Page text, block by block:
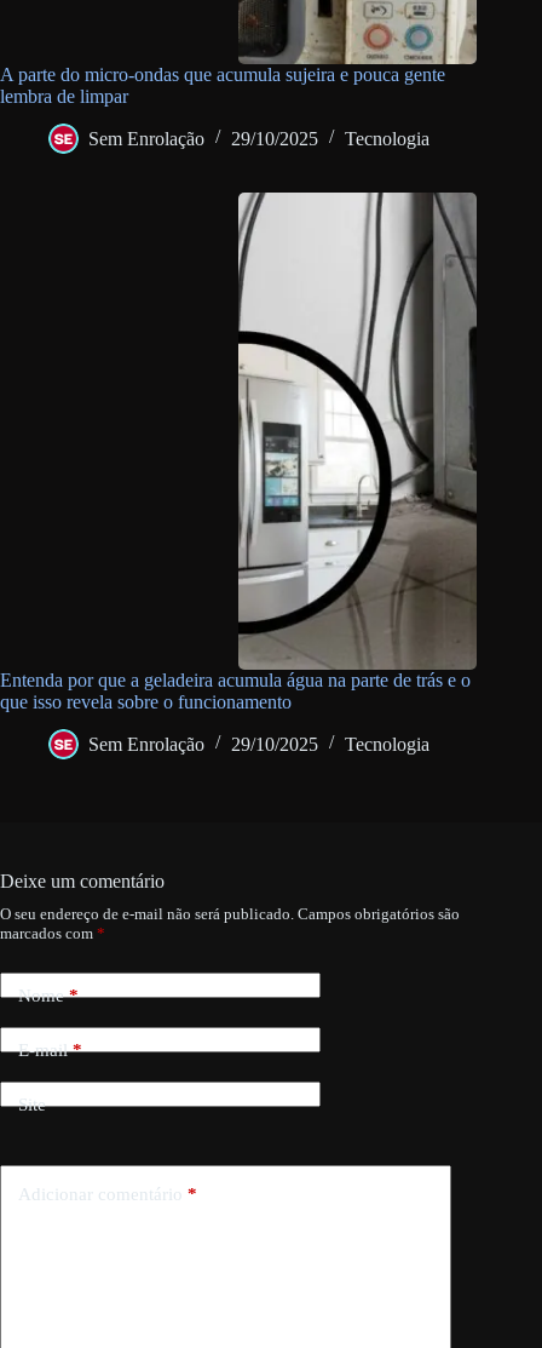
A parte do micro-ondas que acumula sujeira e pouca gente
lembra de limpar
Sem Enrolação 29/10/2025 Tecnologia
Entenda por que a geladeira acumula água na parte de trás e o
que isso revela sobre o funcionamento
Sem Enrolação 29/10/2025 Tecnologia
Deixe um comentário
O seu endereço de e-mail não será publicado. Campos obrigatórios são
marcados com *
Nome*
E-mail*
Site
Adicionar comentário *